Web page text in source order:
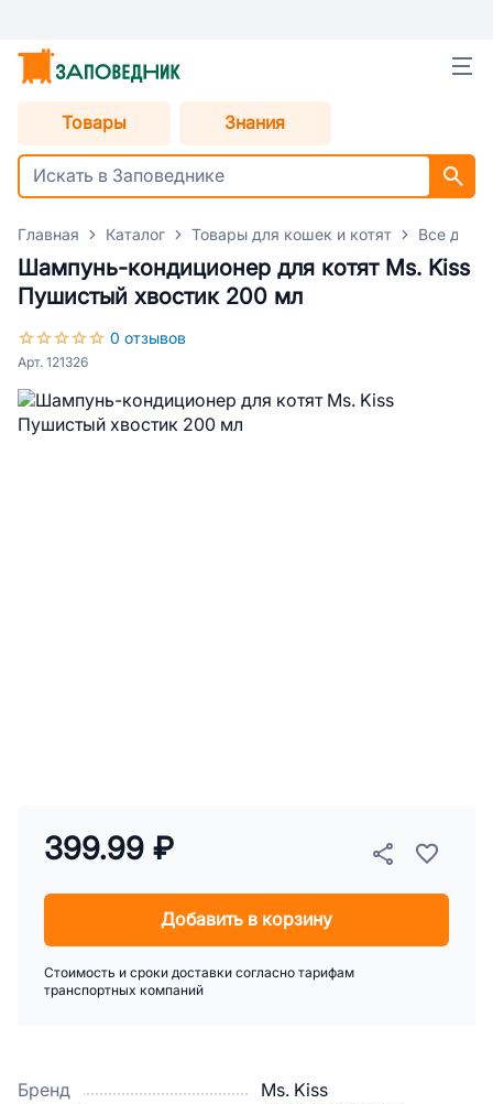
Товары Знания
Главная Каталог Товары для кошек и котят Все для
Шампунь-кондиционер для котят Ms. Kiss
Пушистый хвостик 200 мл
0 отзывов
Арт. 121326
Бренд
Ms. Kiss
399.99 ₽
Добавить в корзину
Стоимость и сроки доставки согласно тарифам
транспортных компаний